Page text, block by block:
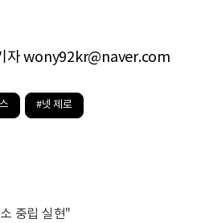
자 wony92kr@naver.com
#넷 제로
중립 실현"